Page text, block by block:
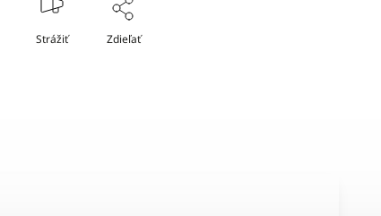
Strážiť Zdieľať